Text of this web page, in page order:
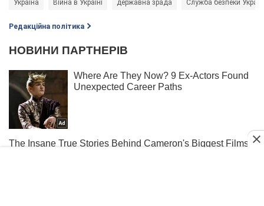
Україна Війна в Україні державна зрада Служба безпеки
Редакційна політика